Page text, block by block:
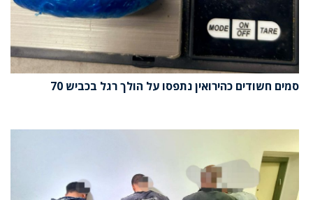
סמים חשודים כהירואין נתפסו על הולך רגל בכביש 70